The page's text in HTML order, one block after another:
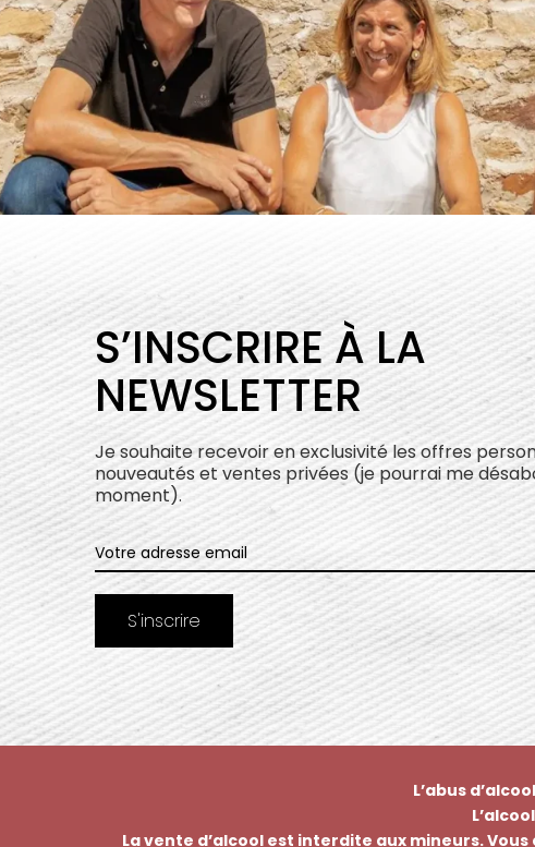
S’INSCRIRE À LA
NEWSLETTER
Je souhaite recevoir en exclusivité les offres
nouveautés et ventes privées (je pourrai me
moment).
L’abus
La vente d’alcool est interdite aux mineurs.